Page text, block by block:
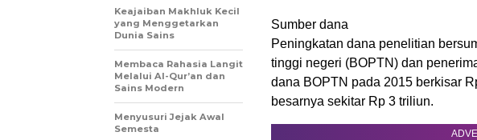
Sumber dana
Peningkatan dana penelitian
tinggi negeri (BOPTN) dan
dana BOPTN pada 2015 berkisar
besarnya sekitar Rp 3 triliun.
Keajaiban Makhluk Kecil
yang Menggetarkan
Dunia Sains
Membaca Rahasia Langit
Melalui Al-Qur’an dan
Sains Modern
Menyusuri Jejak Awal
Semesta